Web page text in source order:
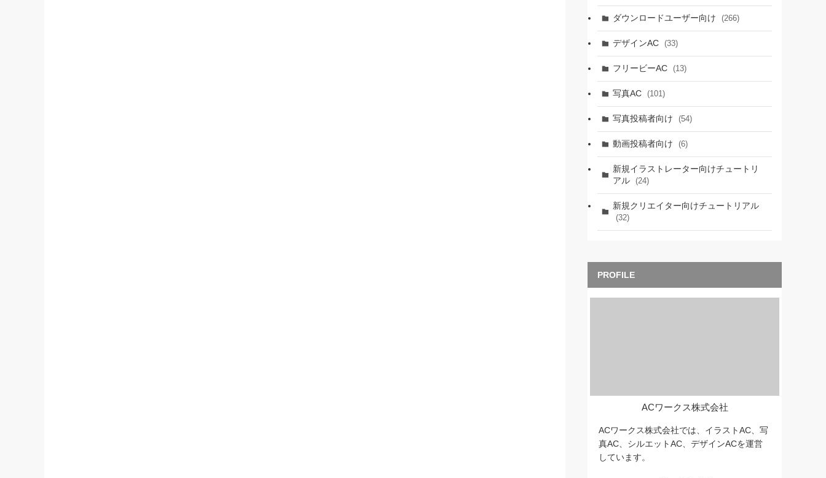
ダウンロードユーザー向け (266)
デザインAC (33)
フリービーAC (13)
写真AC (101)
写真投稿者向け (54)
動画投稿者向け (6)
新規イラストレーター向けチュートリ
アル (24)
新規クリエイター向けチュートリアル
(32)
ACワークス株式会社
ACワークス株式会社では、イラストAC、写
真AC、シルエットAC、デザインACを運営
しています。